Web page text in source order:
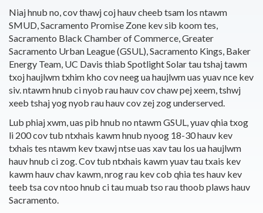
Niaj hnub no, cov thawj coj hauv cheeb tsam los ntawm
SMUD, Sacramento Promise Zone kev sib koom tes,
Sacramento Black Chamber of Commerce, Greater
Sacramento Urban League (GSUL), Sacramento Kings, Baker
Energy Team, UC Davis thiab Spotlight Solar tau tshaj tawm
txoj haujlwm txhim kho cov neeg ua haujlwm uas yuav nce kev
siv. ntawm hnub ci nyob rau hauv cov chaw pej xeem, tshwj
xeeb tshaj yog nyob rau hauv cov zej zog underserved.
Lub phiaj xwm, uas pib hnub no ntawm GSUL, yuav qhia txog
li 200 cov tub ntxhais kawm hnub nyoog 18-30 hauv kev
txhais tes ntawm kev txawj ntse uas xav tau los ua haujlwm
hauv hnub ci zog. Cov tub ntxhais kawm yuav tau txais kev
kawm hauv chav kawm, nrog rau kev cob qhia tes hauv kev
teeb tsa cov ntoo hnub ci tau muab tso rau thoob plaws hauv
Sacramento.